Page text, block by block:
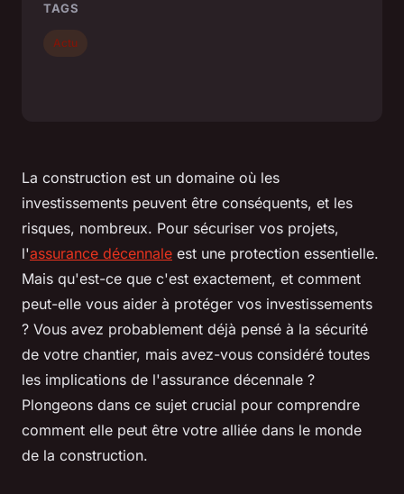
La construction est un domaine où les
investissements peuvent être conséquents, et les
risques, nombreux. Pour sécuriser vos projets,
l'assurance décennale est une protection essentielle.
Mais qu'est-ce que c'est exactement, et comment
peut-elle vous aider à protéger vos investissements
? Vous avez probablement déjà pensé à la sécurité
de votre chantier, mais avez-vous considéré toutes
les implications de l'assurance décennale ?
Plongeons dans ce sujet crucial pour comprendre
comment elle peut être votre alliée dans le monde
de la construction.
TAGS
Actu